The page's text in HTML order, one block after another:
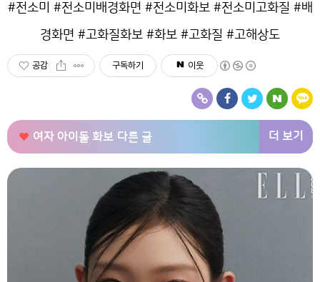
#전소미 #전소미배경화면 #전소미화보 #전소미고화질 #배
경화면 #고화질화보 #화보 #고화질 #고해상도
공감 구독하기 이웃
여자 아이돌 화보 다른 글 더 보기